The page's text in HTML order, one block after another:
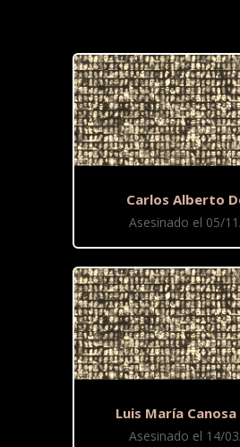
Carlos Alberto
Asesinado el 05/
Luis María Canosa
Asesinado el 14/